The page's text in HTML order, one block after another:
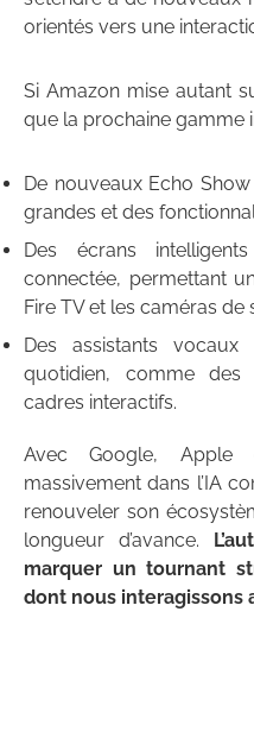
orientés vers une
Si Amazon mise autant
que la prochaine gamme
De nouveaux Echo
grandes et des
Des écrans
connectée, permettant
Fire TV et les caméras de
Des assistants
quotidien, comme
cadres interactifs.
Avec Google, Apple
massivement dans l’IA
renouveler son
longueur d’avance.
marquer un tournant
dont nous interagissons